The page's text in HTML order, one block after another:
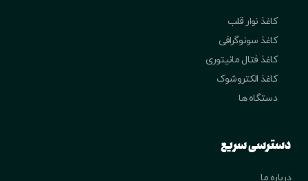
کاغذ نوار قلب
کاغذ سونوگرافی
کاغذ فتال مانیتوری
کاغذ الکتروشوک
دستگاه ها
دسترسی سریع
درباره ما